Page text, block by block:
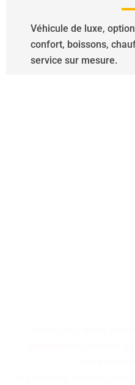
Véhicule de luxe,
confort, boissons,
service sur mesure.